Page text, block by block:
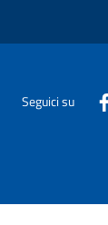
Seguici su